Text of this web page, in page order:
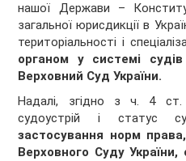
нашої Держави –
загальної юрисдикції в
територіальності і
органом у системі
Верховний Суд України.
Надалі, згідно з ч. 4
судоустрій і статус
застосування норм
Верховного Суду України,